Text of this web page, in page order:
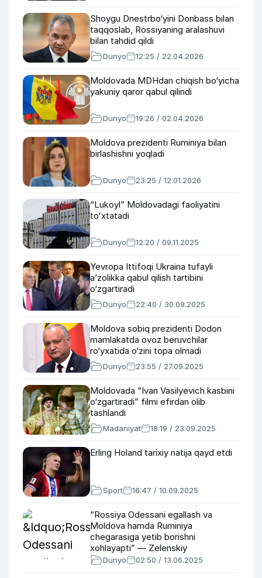
Shoygu Dnestrbo‘yini Donbass bilan
taqqoslab, Rossiyaning aralashuvi
bilan tahdid qildi
Dunyo 12:25 / 22.04.2026
Moldovada MDHdan chiqish bo‘yicha
yakuniy qaror qabul qilindi
Dunyo 19:26 / 02.04.2026
Moldova prezidenti Ruminiya bilan
birlashishni yoqladi
Dunyo 23:25 / 12.01.2026
“Lukoyl” Moldovadagi faoliyatini
toʻxtatadi
Dunyo 12:20 / 09.11.2025
Yevropa Ittifoqi Ukraina tufayli
a’zolikka qabul qilish tartibini
o‘zgartiradi
Dunyo 22:40 / 30.09.2025
Moldova sobiq prezidenti Dodon
mamlakatda ovoz beruvchilar
ro‘yxatida o‘zini topa olmadi
Dunyo 23:55 / 27.09.2025
Moldovada “Ivan Vasilyevich kasbini
o‘zgartiradi” filmi efirdan olib
tashlandi
Madaniyat 18:19 / 23.09.2025
Erling Holand tarixiy natija qayd etdi
Sport 16:47 / 10.09.2025
“Rossiya Odessani egallash va
Moldova hamda Ruminiya
chegarasiga yetib borishni
xohlayapti” — Zelenskiy
Dunyo 02:50 / 13.06.2025